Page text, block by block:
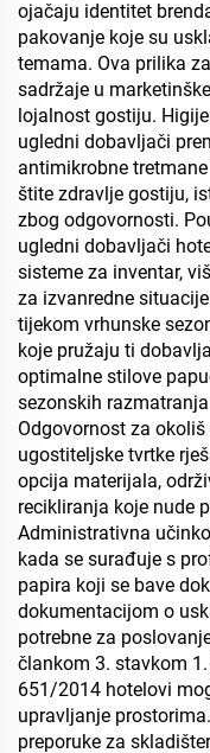
ojačaju identitet
pakovanje koje su
temama. Ova prilika
sadržaje u
lojalnost gostiju.
ugledni dobavljači
antimikrobne
štite zdravlje gostiju,
zbog odgovornosti.
ugledni dobavljači
sisteme za inventar,
za izvanredne
tijekom vrhunske
koje pružaju ti
optimalne stilove
sezonskih
Odgovornost za
ugostiteljske tvrtke
opcija materijala,
recikliranja koje nude
Administrativna
kada se surađuje s
papira koji se bave
dokumentacijom o
potrebne za
člankom 3. stavkom
651/2014 hotelovi
upravljanje
preporuke za